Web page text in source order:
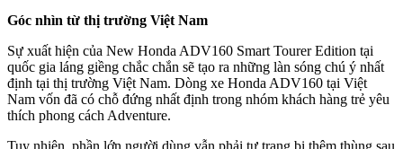
Góc nhìn từ thị trường Việt Nam
Sự xuất hiện của New Honda ADV160 Smart Tourer Edition tại
quốc gia láng giềng chắc chắn sẽ tạo ra những làn sóng chú ý nhất
định tại thị trường Việt Nam. Dòng xe Honda ADV160 tại Việt
Nam vốn đã có chỗ đứng nhất định trong nhóm khách hàng trẻ yêu
thích phong cách Adventure.
Tuy nhiên, phần lớn người dùng vẫn phải tự trang bị thêm thùng sau